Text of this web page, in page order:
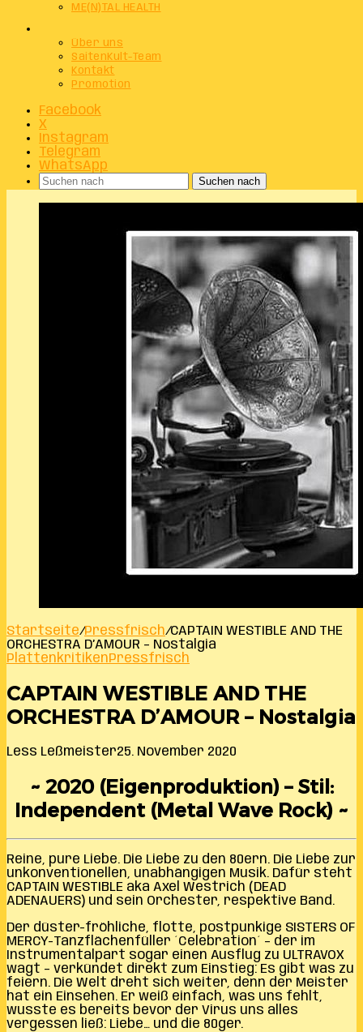
ME(N)TAL HEALTH
Über uns
SaitenKult-Team
Kontakt
Promotion
Facebook
X
Instagram
Telegram
WhatsApp
Suchen nach
Startseite/Pressfrisch/CAPTAIN WESTIBLE AND THE
ORCHESTRA D’AMOUR – Nostalgia
PlattenkritikenPressfrisch
CAPTAIN WESTIBLE AND THE
ORCHESTRA D’AMOUR – Nostalgia
Less Leßmeister25. November 2020
~ 2020 (Eigenproduktion) – Stil:
Independent (Metal Wave Rock) ~
Reine, pure Liebe. Die Liebe zu den 80ern. Die Liebe zur
unkonventionellen, unabhängigen Musik. Dafür steht
CAPTAIN WESTIBLE aka Axel Westrich (DEAD
ADENAUERS) und sein Orchester, respektive Band.
Der düster-fröhliche, flotte, postpunkige SISTERS OF
MERCY-Tanzflächenfüller ´Celebration´ – der im
Instrumentalpart sogar einen Ausflug zu ULTRAVOX
wagt – verkündet direkt zum Einstieg: Es gibt was zu
feiern. Die Welt dreht sich weiter, denn der Meister
hat ein Einsehen. Er weiß einfach, was uns fehlt,
wusste es bereits bevor der Virus uns alles
vergessen ließ: Liebe… und die 80ger.